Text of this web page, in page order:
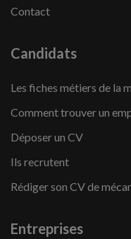
Contact
Candidats
Les fiches métiers de la
Comment trouver un
Déposer un CV
Ils recrutent
Rédiger son CV de
Entreprises